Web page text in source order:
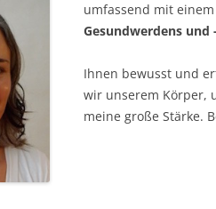
umfassend mit
Gesundwerdens und
Ihnen bewusst und
wir unserem Körper,
meine große Stärke.